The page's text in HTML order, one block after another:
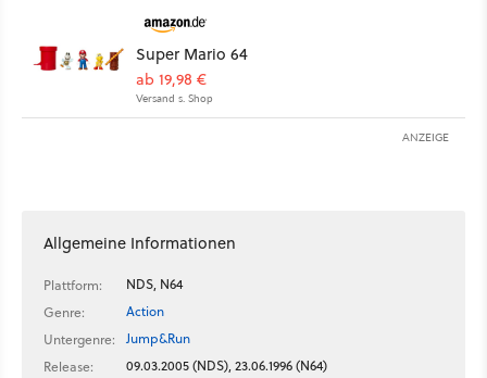
Super Mario 64
ab 19,98 €
Versand s. Shop
ANZEIGE
Allgemeine Informationen
Plattform:
NDS, N64
Genre:
Action
Untergenre:
Jump&Run
Release:
09.03.2005 (NDS), 23.06.1996 (N64)